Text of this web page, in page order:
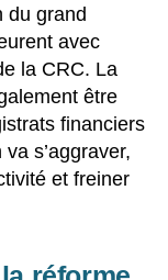
du grand
avec
la CRC. La
être
financiers
s’aggraver,
et freiner